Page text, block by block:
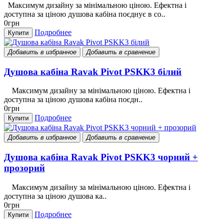
Максимум дизайну за мінімальною ціною. Ефектна і
доступна за ціною душова кабіна поєднує в со..
0грн
Купити Подробнее
Добавить в избранное Добавить в сравнение
Душова кабіна Ravak Pivot PSKK3 білий
Максимум дизайну за мінімальною ціною. Ефектна і
доступна за ціною душова кабіна поєдн..
0грн
Купити Подробнее
Добавить в избранное Добавить в сравнение
Душова кабіна Ravak Pivot PSKK3 чорний +
прозорий
Максимум дизайну за мінімальною ціною. Ефектна і
доступна за ціною душова ка..
0грн
Купити Подробнее